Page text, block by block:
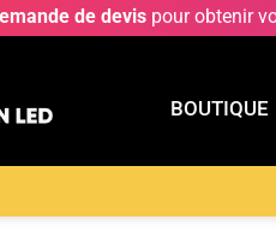
de devis pour obtenir
BOUTIQUE